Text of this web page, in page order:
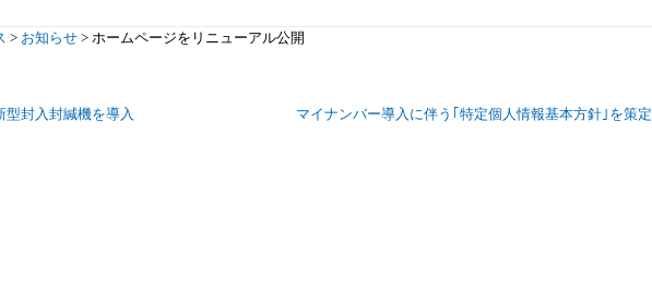
> お知らせ > ホームページをリニューアル公開
型封入封緘機を導入 マイナンバー導入に伴う｢特定個人情報基本方針｣を策定